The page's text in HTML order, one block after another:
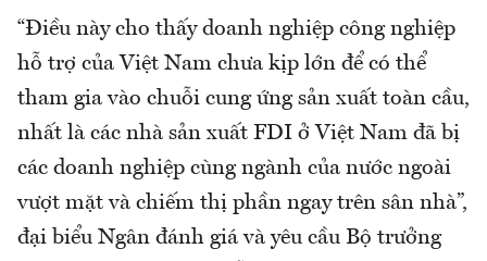
“Điều này cho thấy doanh nghiệp công nghiệp
hỗ trợ của Việt Nam chưa kịp lớn để có thể
tham gia vào chuỗi cung ứng sản xuất toàn cầu,
nhất là các nhà sản xuất FDI ở Việt Nam đã bị
các doanh nghiệp cùng ngành của nước ngoài
vượt mặt và chiếm thị phần ngay trên sân nhà”,
đại biểu Ngân đánh giá và yêu cầu Bộ trưởng